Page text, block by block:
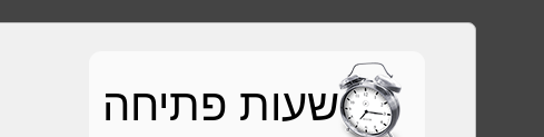
שעות פתיחה